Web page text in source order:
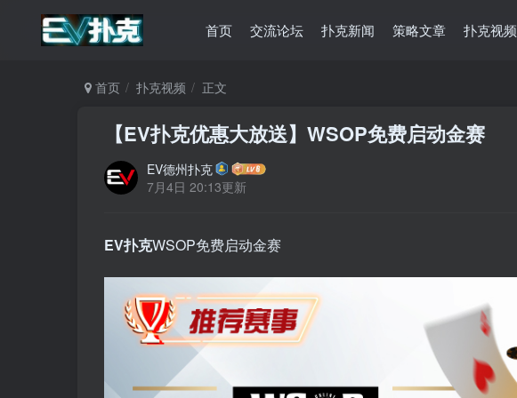
首页 交流论坛 扑克新闻 策略文章 扑克视频
首页 扑克视频 正文
【EV扑克优惠大放送】WSOP免费启动金赛
EV德州扑克
7月4日 20:13更新
EV扑克WSOP免费启动金赛